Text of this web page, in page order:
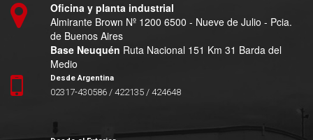
Oficina y planta industrial
Almirante Brown Nº 1200 6500 - Nueve de Julio - Pcia.
de Buenos Aires
Base Neuquén Ruta Nacional 151 Km 31 Barda del
Medio
Desde Argentina
02317-430586 / 422135 / 424648